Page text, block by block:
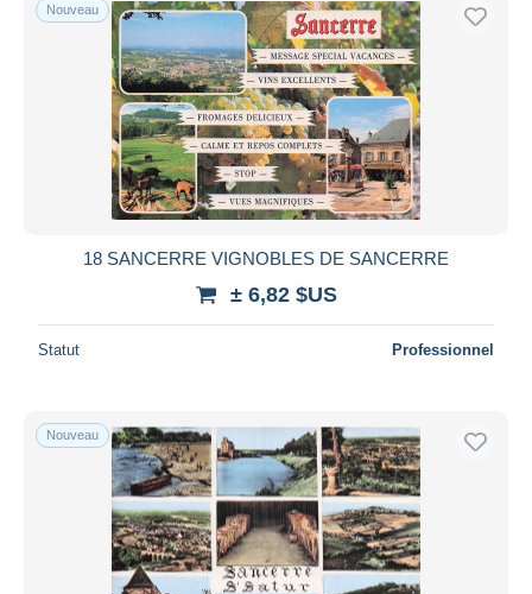
Nouveau
18 SANCERRE VIGNOBLES DE SANCERRE
± 6,82 $US
Statut Professionnel
Nouveau